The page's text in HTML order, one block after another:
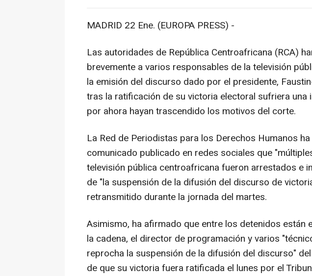
MADRID 22 Ene. (EUROPA PRESS) -
Las autoridades de República Centroafricana (RCA)
brevemente a varios responsables de la televisión
la emisión del discurso dado por el presidente,
tras la ratificación de su victoria electoral sufriera una
por ahora hayan trascendido los motivos del corte.
La Red de Periodistas para los Derechos Humanos
comunicado publicado en redes sociales que
televisión pública centroafricana fueron arrestados e
de "la suspensión de la difusión del discurso de
retransmitido durante la jornada del martes.
Asimismo, ha afirmado que entre los detenidos están
la cadena, el director de programación y varios
reprocha la suspensión de la difusión del discurso"
de que su victoria fuera ratificada el lunes por el